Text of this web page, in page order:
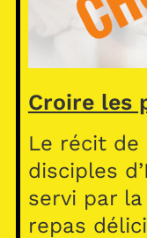
Croire les
Le récit de
disciples
servi par
repas